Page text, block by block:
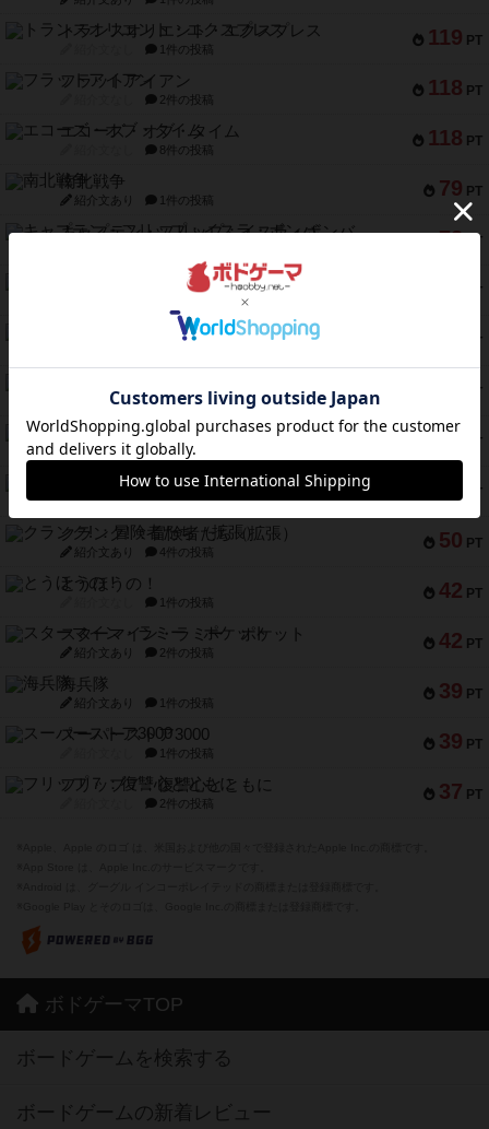
119 PT
トランスオリエント・エクスプレス
1件の投稿
118 PT
フラットアイアン
2件の投稿
118 PT
エコーズ・オブ・タイム
8件の投稿
79 PT
南北戦争
紹介文あり 1件の投稿
72 PT
キャプテン・フリップ：イスラ・ボンバ
PT
メメントオンラインタクティクス
PT
PT
紹介文あり 1件の投稿
53 PT
セミファイナル ～お前はまだ生きている～
紹介文あり 1件の投稿
PT
ふたつの街の物語
紹介文あり 18件の投稿
50 PT
クランク! ：冒険者たち（拡張）
紹介文あり 4件の投稿
42 PT
とうほうの！
1件の投稿
42 PT
スターマイン・ラミー ポケット
紹介文あり 2件の投稿
39 PT
海兵隊
紹介文あり 1件の投稿
39 PT
スーパーストア3000
1件の投稿
37 PT
フリップ７：復讐心とともに
2件の投稿
ボドゲーマTOP
ボードゲームを検索する
ボードゲームの新着レビュー